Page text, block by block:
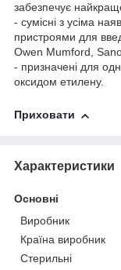
забезпечує
- сумісні з усіма
пристроями для
Owen Mumford,
- призначені для
оксидом етилену.
Приховати
Характеристики
Основні
Виробник
Країна виробник
Стерильні